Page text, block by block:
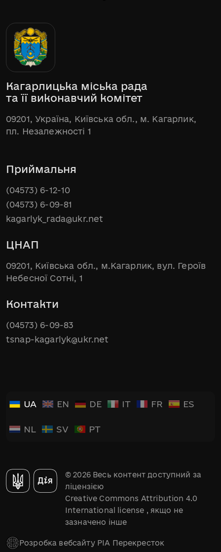
Кагарлицька міська рада
та її виконавчий комітет
09201, Україна, Київська обл., м. Кагарлик,
пл. Незалежності 1
Приймальня
(04573) 6-12-10
(04573) 6-09-81
kagarlyk_rada@ukr.net
ЦНАП
09201, Київська обл., м.Кагарлик, вул. Героїв
Небесної Сотні, 1
Контакти
(04573) 6-09-83
tsnap-kagarlyk@ukr.net
UA EN DE IT FR ES
NL SV PT
© 2026 Весь контент доступний за
ліцензією
Creative Commons Attribution 4.0
International license , якщо не
зазначено інше
Розробка вебсайту РІА Перекресток